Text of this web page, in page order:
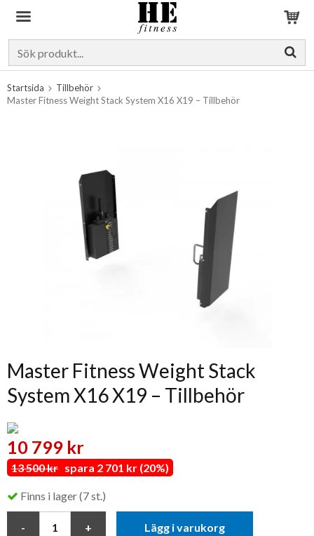
Startsida
Tillbehör
Master Fitness Weight Stack System X16 X19 – Tillbehör
Master Fitness Weight Stack
System X16 X19 – Tillbehör
10 799 kr
13 500 kr spara 2 701 kr (20%)
Finns i lager (7 st.)
Lägg i varukorg